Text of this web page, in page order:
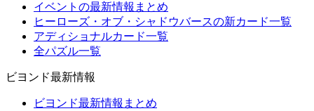
イベントの最新情報まとめ
ヒーローズ・オブ・シャドウバースの新カード一覧
アディショナルカード一覧
全パズル一覧
ビヨンド最新情報
ビヨンド最新情報まとめ